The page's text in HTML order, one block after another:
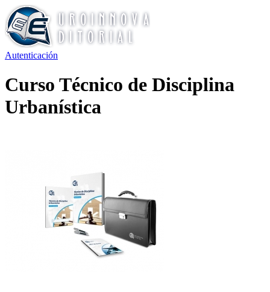
Autenticación
Curso Técnico de Disciplina
Urbanística